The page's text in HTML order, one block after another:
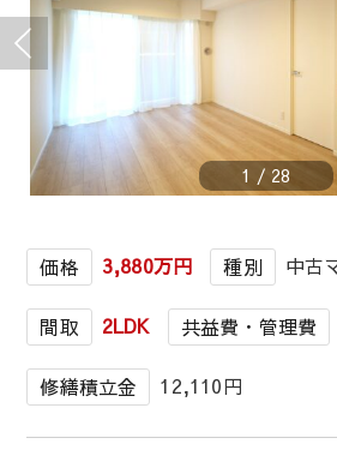
1 / 28
価格 3,880万円 種別 中古
間取 2LDK 共益費・管理費
修繕積立金 12,110円